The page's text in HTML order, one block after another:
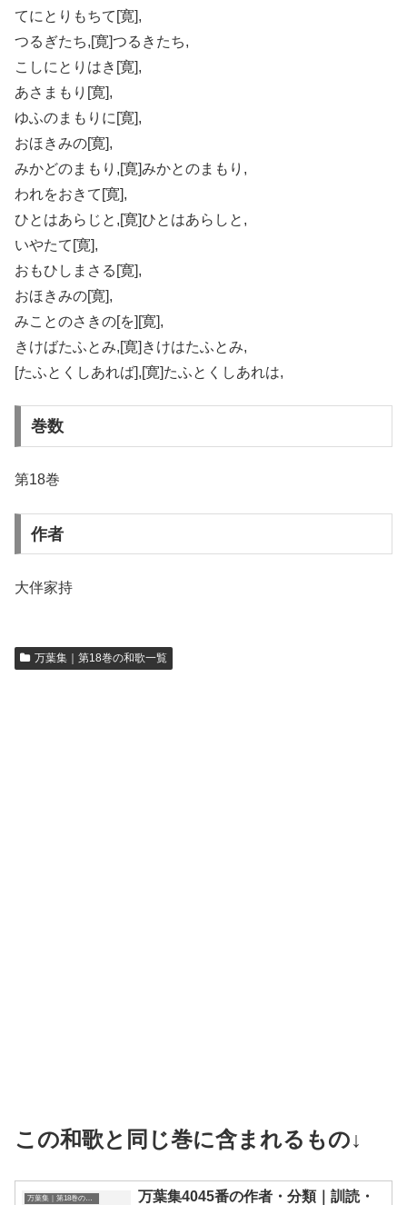
てにとりもちて[寛],
つるぎたち,[寛]つるきたち,
こしにとりはき[寛],
あさまもり[寛],
ゆふのまもりに[寛],
おほきみの[寛],
みかどのまもり,[寛]みかとのまもり,
われをおきて[寛],
ひとはあらじと,[寛]ひとはあらしと,
いやたて[寛],
おもひしまさる[寛],
おほきみの[寛],
みことのさきの[を][寛],
きけばたふとみ,[寛]きけはたふとみ,
[たふとくしあれば],[寛]たふとくしあれは,
巻数
第18巻
作者
大伴家持
万葉集｜第18巻の和歌一覧
この和歌と同じ巻に含まれるもの↓
万葉集｜第18巻の和歌一覧
万葉集4045番の作者・分類｜訓読・